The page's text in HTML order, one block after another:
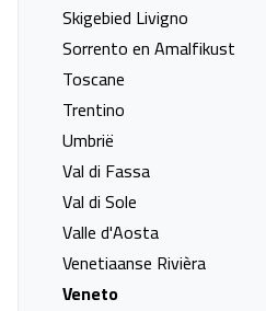
Skigebied Livigno
Sorrento en Amalfikust
Toscane
Trentino
Umbrië
Val di Fassa
Val di Sole
Valle d'Aosta
Venetiaanse Rivièra
Veneto